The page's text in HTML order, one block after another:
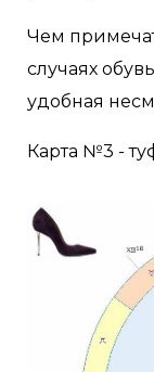
Чем
случаях
удобная
Карта №3 -